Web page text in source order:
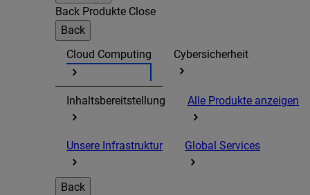
Back Produkte Close
Back
Cloud Computing
Cybersicherheit
Inhaltsbereitstellung Alle Produkte anzeigen
Unsere Infrastruktur Global Services
Back